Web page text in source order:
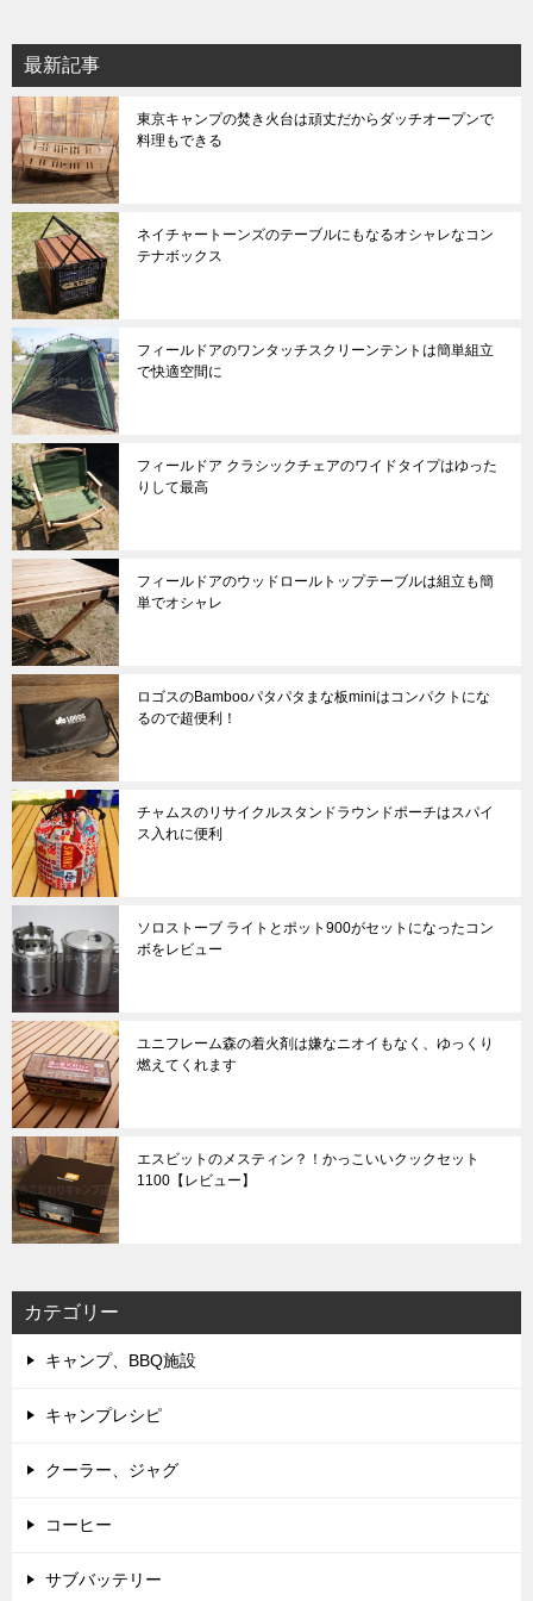
最新記事
東京キャンプの焚き火台は頑丈だからダッチオープンで
料理もできる
ネイチャートーンズのテーブルにもなるオシャレなコン
テナボックス
フィールドアのワンタッチスクリーンテントは簡単組立
で快適空間に
フィールドア クラシックチェアのワイドタイプはゆった
りして最高
フィールドアのウッドロールトップテーブルは組立も簡
単でオシャレ
ロゴスのBambooパタパタまな板miniはコンパクトにな
るので超便利！
チャムスのリサイクルスタンドラウンドポーチはスパイ
ス入れに便利
ソロストーブ ライトとポット900がセットになったコン
ボをレビュー
ユニフレーム森の着火剤は嫌なニオイもなく、ゆっくり
燃えてくれます
エスビットのメスティン？！かっこいいクックセット
1100【レビュー】
カテゴリー
キャンプ、BBQ施設
キャンプレシピ
クーラー、ジャグ
コーヒー
サブバッテリー